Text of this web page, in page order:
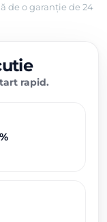
de o garanție de 24
rapid.